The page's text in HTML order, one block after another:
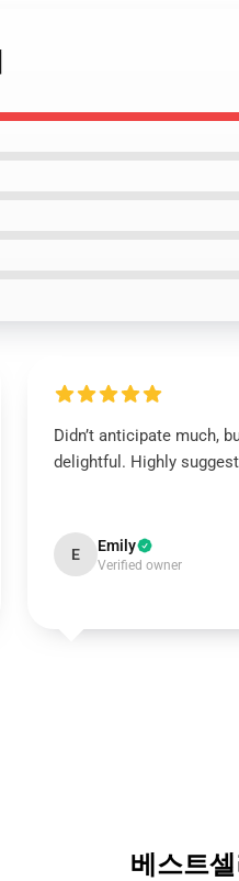
Didn’t anticipate much,
delightful. Highly
E Emily
Verified owner
베스트